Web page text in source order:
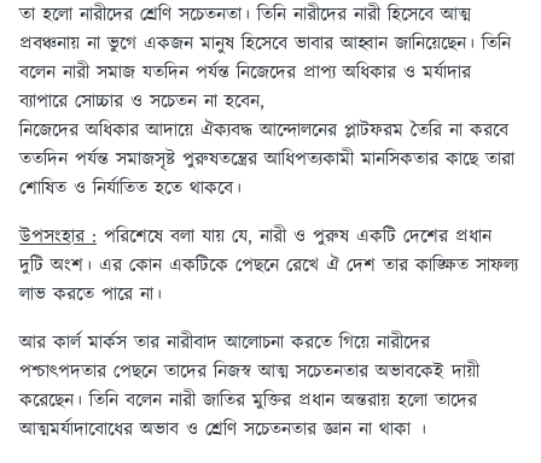
তা হলো নারীদের শ্রেণি সচেতনতা। তিনি নারীদের নারী হিসেবে আত্ম
প্রবঞ্চনায় না ভুগে একজন মানুষ হিসেবে ভাবার আহ্বান জানিয়েছেন। তিনি
বলেন নারী সমাজ যতদিন পর্যন্ত নিজেদের প্রাপ্য অধিকার ও মর্যাদার
ব্যাপারে সোচ্চার ও সচেতন না হবেন,
নিজেদের অধিকার আদায়ে ঐক্যবদ্ধ আন্দোলনের প্লাটফরম তৈরি না করবে
ততদিন পর্যন্ত সমাজসৃষ্ট পুরুষতন্ত্রের আধিপত্যকামী মানসিকতার কাছে তারা
শোষিত ও নির্যাতিত হতে থাকবে।
উপসংহার : পরিশেষে বলা যায় যে, নারী ও পুরুষ একটি দেশের প্রধান
দুটি অংশ। এর কোন একটিকে পেছনে রেখে ঐ দেশ তার কাঙ্ক্ষিত সাফল্য
লাভ করতে পারে না।
আর কার্ল মার্কস তার নারীবাদ আলোচনা করতে গিয়ে নারীদের
পশ্চাৎপদতার পেছনে তাদের নিজস্ব আত্ম সচেতনতার অভাবকেই দায়ী
করেছেন। তিনি বলেন নারী জাতির মুক্তির প্রধান অন্তরায় হলো তাদের
আত্মমর্যাদাবোধের অভাব ও শ্রেণি সচেতনতার জ্ঞান না থাকা ।